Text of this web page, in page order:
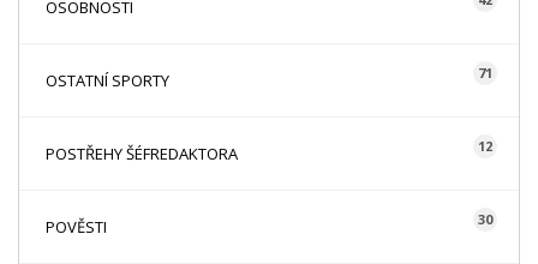
OSOBNOSTI
OSTATNÍ SPORTY 71
POSTŘEHY ŠÉFREDAKTORA 12
POVĚSTI 30